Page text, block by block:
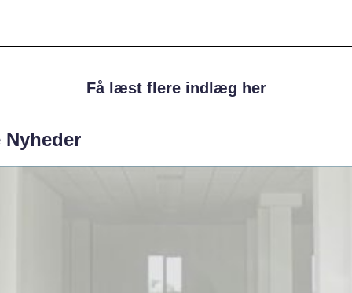
Få læst flere indlæg her
Nyheder